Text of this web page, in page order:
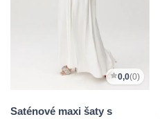
0,0(0)
Saténové maxi šaty s